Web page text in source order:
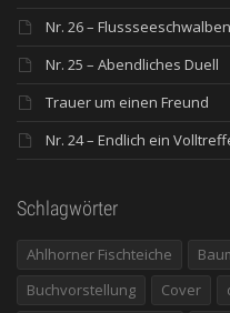
Nr. 26 – Flussseeschwalben
Nr. 25 – Abendliches Duell
Trauer um einen Freund
Nr. 24 – Endlich ein
Schlagwörter
Ahlhorner Fischteiche
Buchvorstellung
Cover